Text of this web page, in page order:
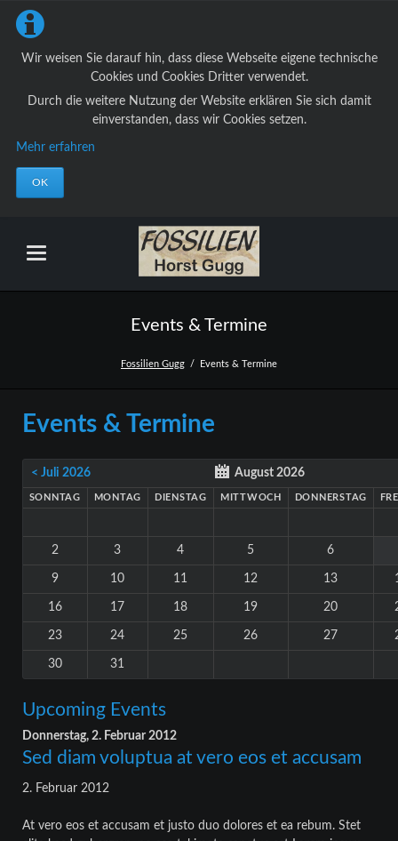
Wir weisen Sie darauf hin, dass diese Webseite eigene technische
Cookies und Cookies Dritter verwendet.
Durch die weitere Nutzung der Website erklären Sie sich damit
einverstanden, dass wir Cookies setzen.
Mehr erfahren
OK
Events & Termine
Fossilien Gugg Events & Termine
Events & Termine
< Juli 2026 August 2026
SONNTAG MONTAG DIENSTAG MITTWOCH DONNERSTAG
2 3 4 5 6
9 10 11 12 13
16 17 18 19 20
23 24 25 26 27
30 31
Upcoming Events
Donnerstag, 2. Februar 2012
Sed diam voluptua at vero eos et accusam
2. Februar 2012
At vero eos et accusam et justo duo dolores et ea rebum. Stet